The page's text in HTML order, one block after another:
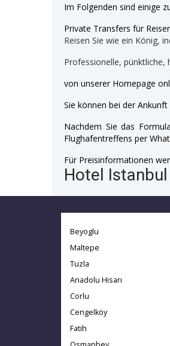
Im Folgenden sind einige
Private Transfers für
Reisen Sie wie ein König,
Professionelle, pünktliche,
von unserer Homepage
Sie können bei der
Nachdem Sie das
Flughafentreffens per
Für Preisinformationen
Hotel
Beyoglu
Maltepe
Tuzla
Anadolu Hisarı
Corlu
Cengelköy
Fatih